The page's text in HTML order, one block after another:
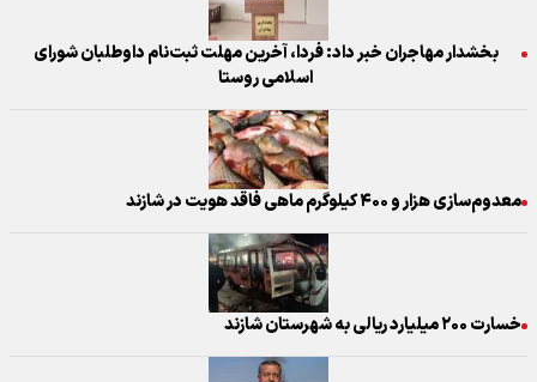
بخشدار مهاجران خبر داد: فردا، آخرین مهلت ثبت‌نام داوطلبان شورای
اسلامی روستا
معدوم‌سازی هزار و ۴۰۰ کیلوگرم ماهی فاقد هویت در شازند
خسارت ۲۰۰ میلیارد ریالی به شهرستان شازند